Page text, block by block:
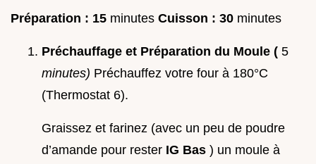
Préparation : 15 minutes Cuisson : 30 minutes
Préchauffage et Préparation du Moule ( 5
minutes) Préchauffez votre four à 180°C
(Thermostat 6).
Graissez et farinez (avec un peu de poudre
d’amande pour rester IG Bas ) un moule à